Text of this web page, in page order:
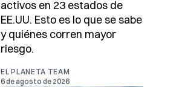
activos en 23 estados de
EE.UU. Esto es lo que se sabe
y quiénes corren mayor
riesgo.
EL PLANETA TEAM
6 de agosto de 2026